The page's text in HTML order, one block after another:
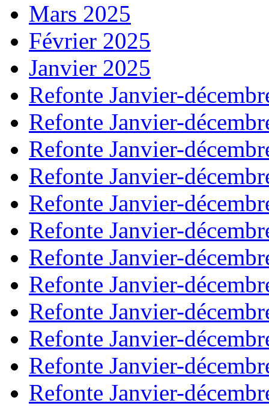
Mars 2025
Février 2025
Janvier 2025
Refonte Janvier-
Refonte Janvier-
Refonte Janvier-
Refonte Janvier-
Refonte Janvier-
Refonte Janvier-
Refonte Janvier-
Refonte Janvier-
Refonte Janvier-
Refonte Janvier-
Refonte Janvier-
Refonte Janvier-